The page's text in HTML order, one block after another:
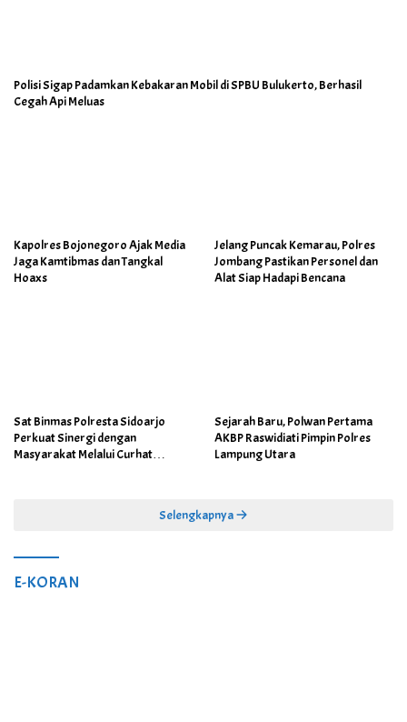
Polisi Sigap Padamkan Kebakaran Mobil di SPBU Bulukerto, Berhasil
Cegah Api Meluas
Kapolres Bojonegoro Ajak Media
Jaga Kamtibmas dan Tangkal
Hoaxs
Jelang Puncak Kemarau, Polres
Jombang Pastikan Personel dan
Alat Siap Hadapi Bencana
Sat Binmas Polresta Sidoarjo
Perkuat Sinergi dengan
Masyarakat Melalui Curhat
Sejarah Baru, Polwan Pertama
AKBP Raswidiati Pimpin Polres
Lampung Utara
Selengkapnya
E-KORAN